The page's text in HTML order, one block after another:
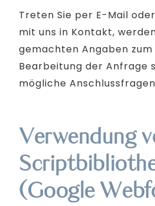
Treten Sie per E-Mail
mit uns in Kontakt,
gemachten Angaben
Bearbeitung der Anfrage
mögliche
Verwendung
(Google